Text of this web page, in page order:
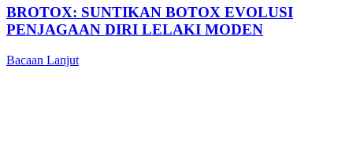
BROTOX: SUNTIKAN BOTOX EVOLUSI
PENJAGAAN DIRI LELAKI MODEN
Bacaan Lanjut